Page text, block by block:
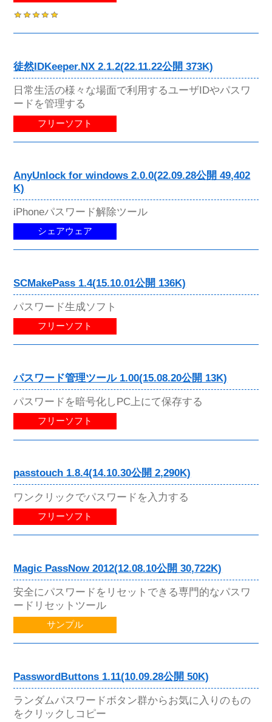
徒然IDKeeper.NX 2.1.2(22.11.22公開 373K)
日常生活の様々な場面で利用するユーザIDやパスワ
ードを管理する
フリーソフト
AnyUnlock for windows 2.0.0(22.09.28公開 49,402
K)
iPhoneパスワード解除ツール
シェアウェア
SCMakePass 1.4(15.10.01公開 136K)
パスワード生成ソフト
フリーソフト
パスワード管理ツール 1.00(15.08.20公開 13K)
パスワードを暗号化しPC上にて保存する
フリーソフト
passtouch 1.8.4(14.10.30公開 2,290K)
ワンクリックでパスワードを入力する
フリーソフト
Magic PassNow 2012(12.08.10公開 30,722K)
安全にパスワードをリセットできる専門的なパスワ
ードリセットツール
サンプル
PasswordButtons 1.11(10.09.28公開 50K)
ランダムパスワードボタン群からお気に入りのもの
をクリックしコピー